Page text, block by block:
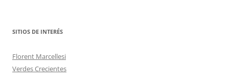
SITIOS DE INTERÉS
Florent Marcellesi
Verdes Crecientes